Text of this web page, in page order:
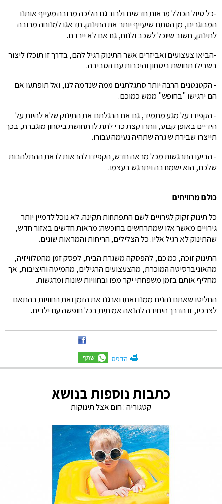
-כל טיול הכולל מראות חדשים ולרוב גם הליכה מרובה מעייף אותנו
המבוגרים, מן הסתם שיעייף יותר את התינוק. תדאגו למנוחה מרובה
לתינוק, חשוב שיוכל לשכב ולנוח, גם אם לא יירדם.
-הביאו צעצועים ואביזרים אשר התינוק רגיל להם, בדרך זו תוכלו ליצור
בשבילו תחושת ביטחון והיכרות עם הסביבה.
- הקטנטנים הרבה יותר סתגלתנים ממה שנדמה לנו, ואל תופתעו אם
הם ירגישו "בחופש" ממש כמוכם.
- הקפידו על מגע מתמיד, גם אם הרגלתם את התינוק שלא להיות על
הידיים באופן קבוע, וותרו קצת כדי לתת לו תחושת ביטחון מוגברת, בכך
תייצרו שבירת שיגרה שתהיה נעימה עבורו.
- הביעו התרגשות מכל מראה חדש, הקפידו להראות לו את ההתלהבות
שלכם, הוא ישמח בה ויתרגש בעצמו.
כולם מרוויחים
כל תינוק זקוק לגירויים לשם התפתחות תקינה. לא נוכל לדמיין יותר
גירויים מאשר אלו שמתרחשים בחופשה: מראות חדשים באזור חדש,
שהתינוק לא רגיל אליו. כל הצלילים, הריחות והמראות שונים.
התינוק זוכה, כמוכם, להפסקה משגרת הבית, לפסק זמן מהטלוויזיה,
מהאוניברסיטה המוכרת, מהצעצועים הרגילים, מהמיטה והיציבות, אך
מחליף אותם בזמן משפחתי יקר מפז ובחוויות שונות ומרגשות.
החליטו שאתם נהנים ממנו ואתו וארגנו את הזמן ואת החוויות בהתאם
לצרכיו, זו הדרך היחידה להנאה אמיתית בכל חופשה עם ילדים.
הדפס
כתבות נוספות בנושא
קטגוריה :חום אצל תינוקות